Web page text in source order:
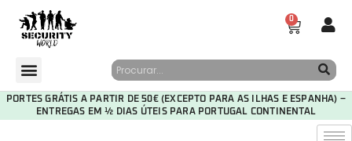
0
PORTES GRÁTIS A PARTIR DE 50€ (EXCEPTO PARA AS ILHAS E ESPANHA) –
ENTREGAS EM ½ DIAS ÚTEIS PARA PORTUGAL CONTINENTAL